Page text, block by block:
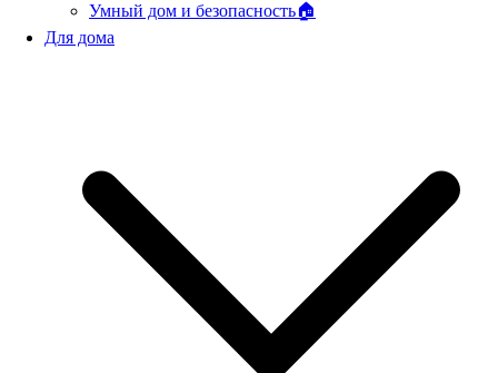
Умный дом и безопасность🏠
Для дома